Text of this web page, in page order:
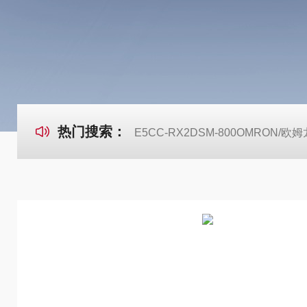
热门搜索： E5CC-RX2DSM-800OMRON/欧